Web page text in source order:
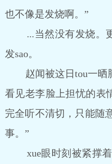
也不像是发烧啊。”
...当然没有发烧。更
发sao。
赵闻被这日tou一晒
看见老李脸上担忧的表
完全听不清切，只能随
事。”
xue眼时刻被紧撑着